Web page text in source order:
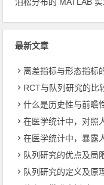
最新文章
离差指标与形态指标
RCT与队列研究的比
什么是历史性与前瞻
在医学统计中，对照
在医学统计中，暴露
队列研究的优点及局
队列研究的定义及原